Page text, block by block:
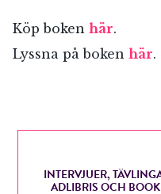
Köp boken här.
Lyssna på boken här.
INTERVJUER,
ADLIBRIS OCH